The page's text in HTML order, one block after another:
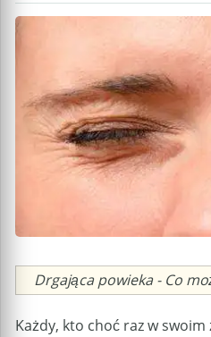
Caption
Drgająca powieka - Co
Każdy, kto choć raz w swoim